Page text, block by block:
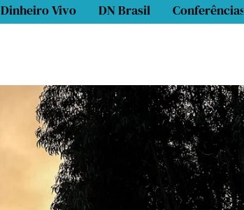
Dinheiro Vivo DN Brasil Conferências